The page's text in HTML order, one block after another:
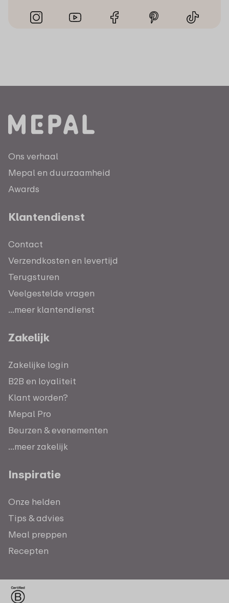
Ons verhaal
Mepal en duurzaamheid
Awards
Klantendienst
Contact
Verzendkosten en levertijd
Terugsturen
Veelgestelde vragen
...meer klantendienst
Zakelijk
Zakelijke login
B2B en loyaliteit
Klant worden?
Mepal Pro
Beurzen & evenementen
...meer zakelijk
Inspiratie
Onze helden
Tips & advies
Meal preppen
Recepten